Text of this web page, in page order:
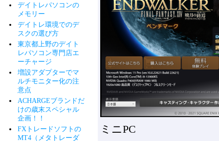
デイトレパソコンの
メモリー
デイトレ環境でのデ
スクの選び方
東京都上野のデイト
レパソコン専門店エ
ーチャージ
増設アダプターでマ
ルチモニター化の注
意点
ACHARGEブランドだ
けの歳末スペシャル
企画！！
FXトレードソフトの
MT4（メタトレーダ
ミニPC